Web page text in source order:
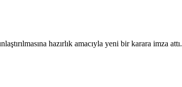
hazırlık amacıyla yeni bir karara imza attı.